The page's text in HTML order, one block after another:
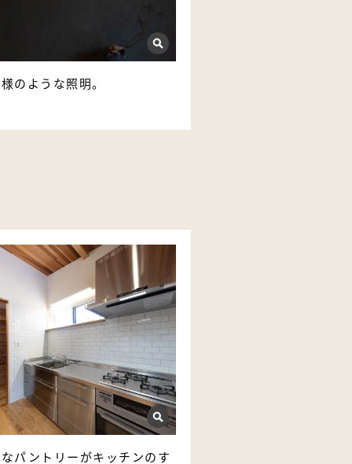
のような照明。
パントリーがキッチンのす